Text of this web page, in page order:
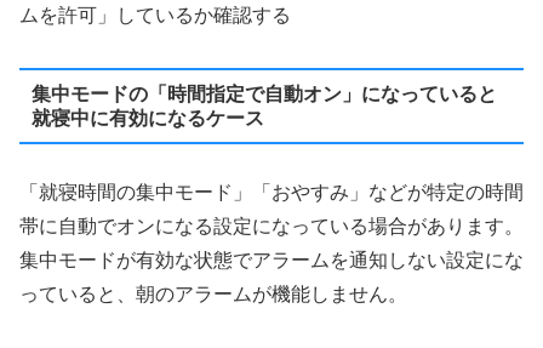
ムを許可」しているか確認する
集中モードの「時間指定で自動オン」になっていると
就寝中に有効になるケース
「就寝時間の集中モード」「おやすみ」などが特定の時間
帯に自動でオンになる設定になっている場合があります。
集中モードが有効な状態でアラームを通知しない設定にな
っていると、朝のアラームが機能しません。